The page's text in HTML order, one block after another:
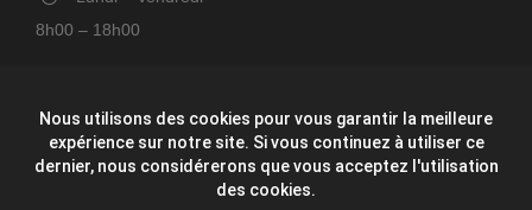
Nous utilisons des cookies pour vous garantir la meilleure
expérience sur notre site. Si vous continuez à utiliser ce
dernier, nous considérerons que vous acceptez l'utilisation
des cookies.
8h00 – 18h00